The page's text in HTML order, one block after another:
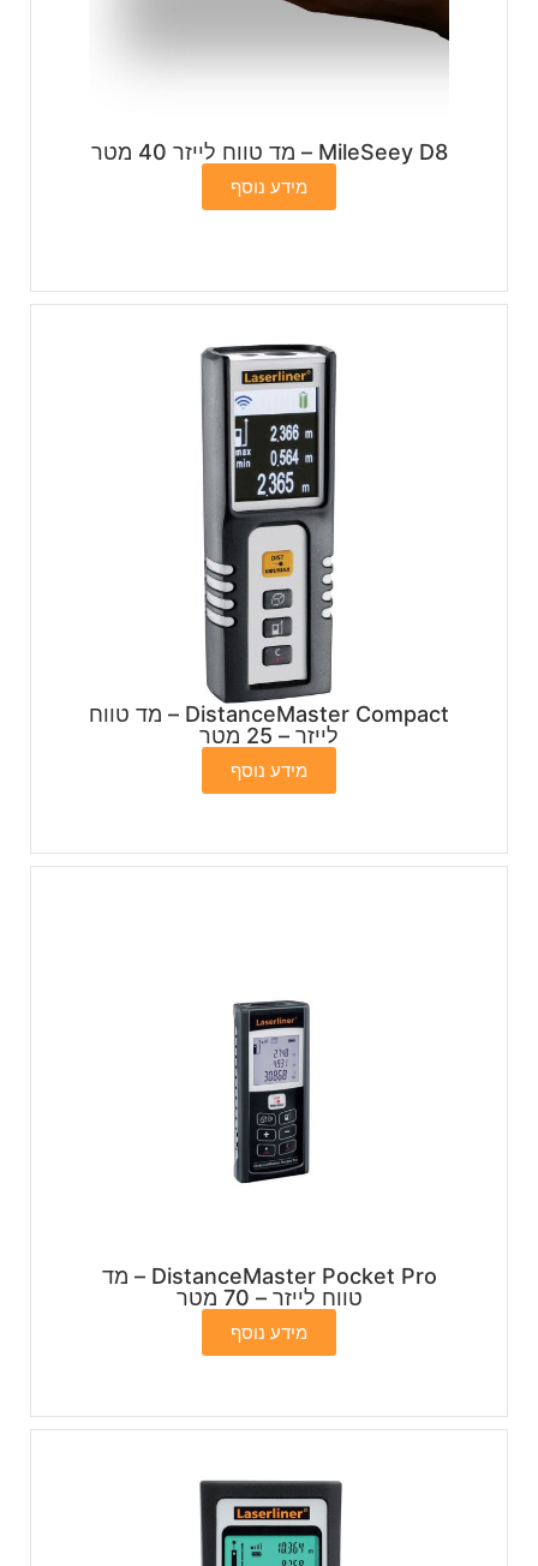
MileSeey D8 – מד טווח לייזר 40 מטר
מידע נוסף
DistanceMaster Compact – מד טווח
לייזר – 25 מטר
מידע נוסף
DistanceMaster Pocket Pro – מד
טווח לייזר – 70 מטר
מידע נוסף